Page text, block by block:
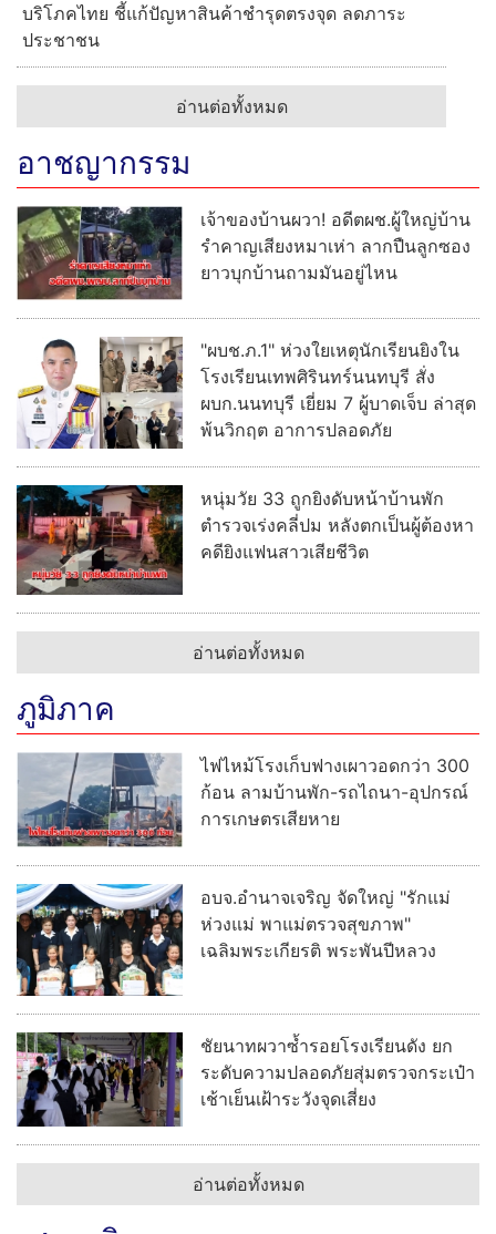
บริโภคไทย ชี้แก้ปัญหาสินค้าชำรุดตรงจุด ลดภาระ
ประชาชน
อ่านต่อทั้งหมด
อาชญากรรม
เจ้าของบ้านผวา! อดีตผช.ผู้ใหญ่บ้าน
รำคาญเสียงหมาเห่า ลากปืนลูกซอง
ยาวบุกบ้านถามมันอยู่ไหน
"ผบช.ภ.1" ห่วงใยเหตุนักเรียนยิงใน
โรงเรียนเทพศิรินทร์นนทบุรี สั่ง
ผบก.นนทบุรี เยี่ยม 7 ผู้บาดเจ็บ ล่าสุด
พ้นวิกฤต อาการปลอดภัย
หนุ่มวัย 33 ถูกยิงดับหน้าบ้านพัก
ตำรวจเร่งคลี่ปม หลังตกเป็นผู้ต้องหา
คดียิงแฟนสาวเสียชีวิต
อ่านต่อทั้งหมด
ภูมิภาค
ไฟไหม้โรงเก็บฟางเผาวอดกว่า 300
ก้อน ลามบ้านพัก-รถไถนา-อุปกรณ์
การเกษตรเสียหาย
อบจ.อำนาจเจริญ จัดใหญ่ "รักแม่
ห่วงแม่ พาแม่ตรวจสุขภาพ"
เฉลิมพระเกียรติ พระพันปีหลวง
ชัยนาทผวาซ้ำรอยโรงเรียนดัง ยก
ระดับความปลอดภัยสุ่มตรวจกระเป๋า
เช้าเย็นเฝ้าระวังจุดเสี่ยง
อ่านต่อทั้งหมด